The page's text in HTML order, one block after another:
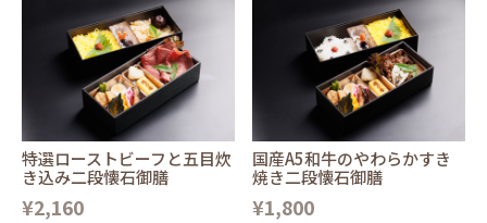
特選ローストビーフと五目炊
き込み二段懐石御膳
¥2,160
国産A5和牛のやわらかすき
焼き二段懐石御膳
¥1,800